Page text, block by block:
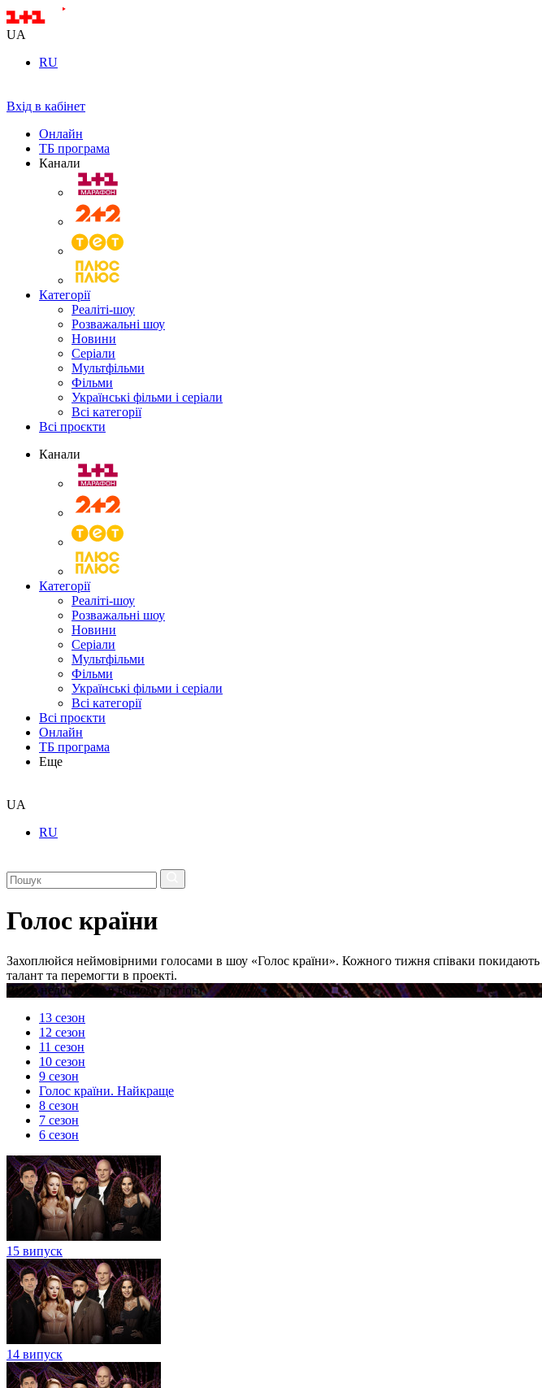
UA
RU
Вхід в кабінет
Онлайн
ТБ програма
Канали
Категорії
Реаліті-шоу
Розважальні шоу
Новини
Серіали
Мультфільми
Фільми
Українські фільми і серіали
Всі категорії
Всі проєкти
Канали
Категорії
Реаліті-шоу
Розважальні шоу
Новини
Серіали
Мультфільми
Фільми
Українські фільми і серіали
Всі категорії
Всі проєкти
Онлайн
ТБ програма
Еще
UA
RU
Голос країни
Захоплюйся неймовірними голосами в шоу «Голос країни». Кожного тижня співаки
талант та перемогти в проекті.
Відео недоступне в вашому регіоні
13 сезон
12 сезон
11 сезон
10 сезон
9 сезон
Голос країни. Найкраще
8 сезон
7 сезон
6 сезон
15 випуск
14 випуск